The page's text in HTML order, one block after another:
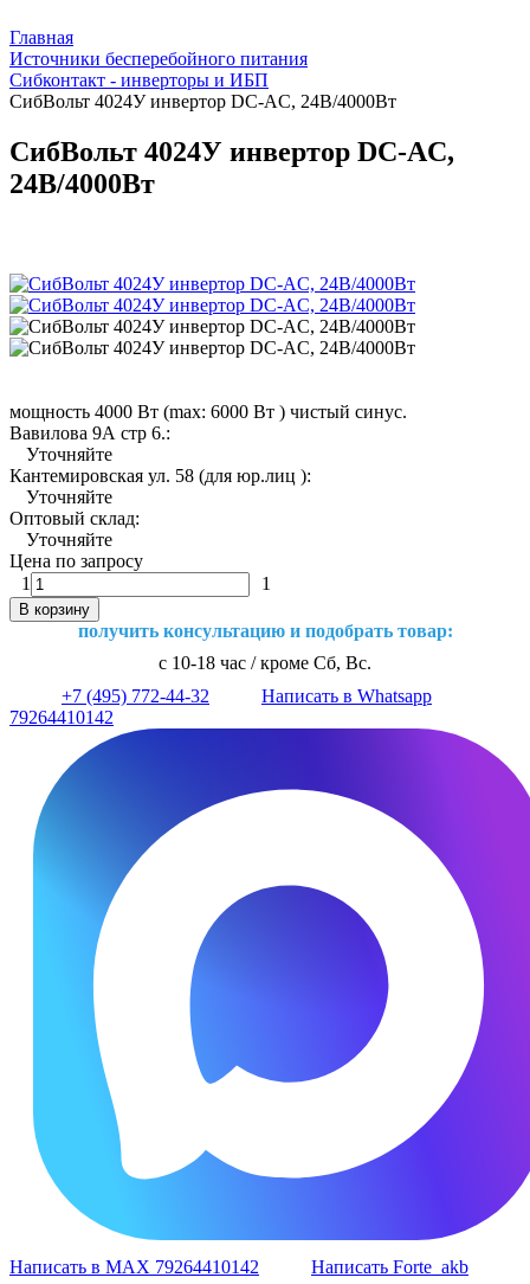
Главная
Источники бесперебойного питания
Сибконтакт - инверторы и ИБП
СибВольт 4024У инвертор DC-AC, 24В/4000Вт
СибВольт 4024У инвертор DC-AC,
24В/4000Вт
мощность 4000 Вт (max: 6000 Вт ) чистый синус.
Вавилова 9А стр 6.:
Уточняйте
Кантемировская ул. 58 (для юр.лиц ):
Уточняйте
Оптовый склад:
Уточняйте
Цена по запросу
1
1
В корзину
получить консультацию и подобрать товар:
с 10-18 час / кроме Сб, Вс.
+7 (495) 772-44-32
Написать в Whatsapp
79264410142
Написать в MAX 79264410142 Написать Forte_akb